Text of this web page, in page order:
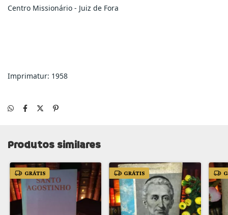
Centro Missionário - Juiz de Fora
Imprimatur: 1958
Produtos similares
GRÁTIS GRÁTIS